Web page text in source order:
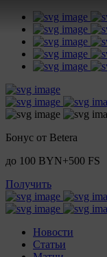
Бонус от Betera
до 100 BYN+500 FS
Получить
Новости
Статьи